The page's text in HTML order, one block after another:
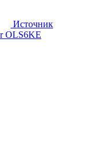
Источник
OLS6KE